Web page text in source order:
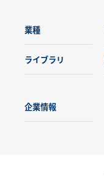
業種
ライブラリ
企業情報